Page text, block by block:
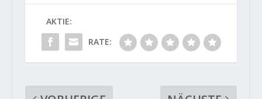
AKTIE:
RATE: